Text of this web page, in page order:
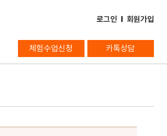
로그인 l 회원가입
체험수업신청 카톡상담